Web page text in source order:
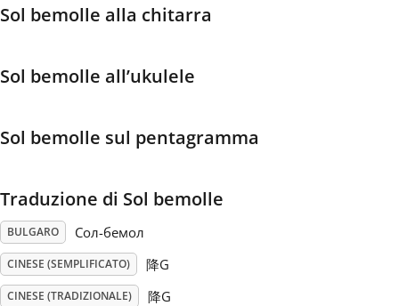
日本語
Polski
Sol bemolle alla chitarra
Sol bemolle all’ukulele
Sol bemolle sul pentagramma
Traduzione di Sol bemolle
BULGARO Сол-бемол
CINESE (SEMPLIFICATO) 降G
CINESE (TRADIZIONALE) 降G